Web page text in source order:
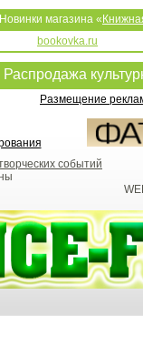
Новинки магазина «
bookovka.ru
Распродажа
Размещение
событий